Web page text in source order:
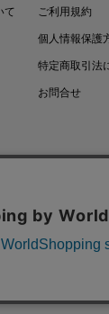
て ご利用規約
個人情報保護
特定商取引法
お問合せ